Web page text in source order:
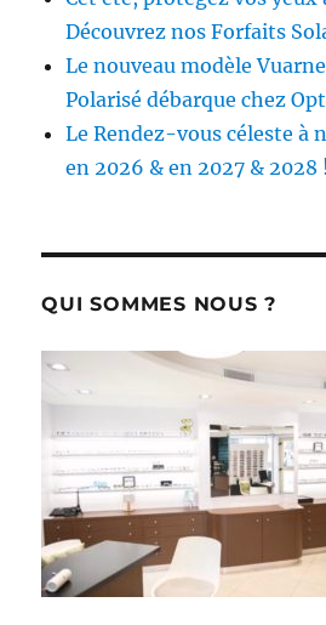
Découvrez nos Forfaits
Le nouveau modèle
Polarisé débarque chez
Le Rendez-vous céleste à
en 2026 & en 2027 & 2028 !
QUI SOMMES NOUS ?